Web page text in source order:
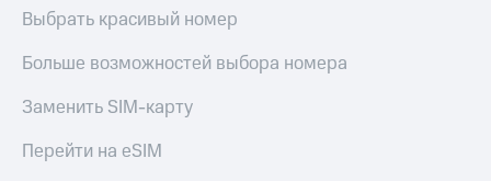
Выбрать красивый номер
Больше возможностей выбора номера
Заменить SIM-карту
Перейти на eSIM